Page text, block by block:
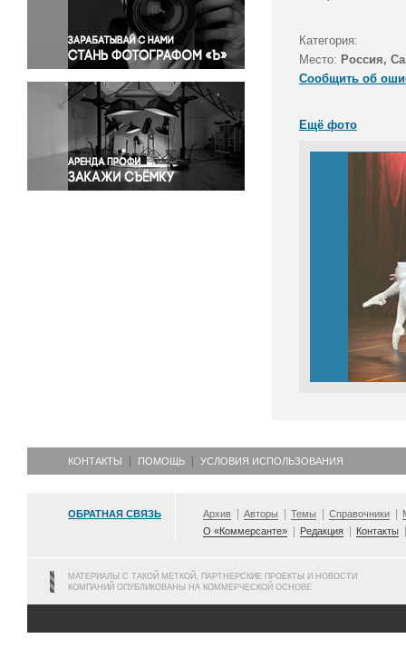
Правосудие
Происшествия и конфликты
Религия
Светская жизнь
Спорт
Экология
Экономика и бизнес
Категория:
Место: Россия,
Сообщить об
Ещё фото
КОНТАКТЫ ПОМОЩЬ УСЛОВИЯ ИСПОЛЬЗОВАНИЯ
ОБРАТНАЯ СВЯЗЬ Архив Авторы Темы Справочники
О «Коммерсанте»
Редакция Контакты
МАТЕРИАЛЫ С ТАКОЙ МЕТКОЙ, ПАРТНЕРСКИЕ ПРОЕКТЫ И НОВОСТИ
КОМПАНИЙ ОПУБЛИКОВАНЫ НА КОММЕРЧЕСКОЙ ОСНОВЕ